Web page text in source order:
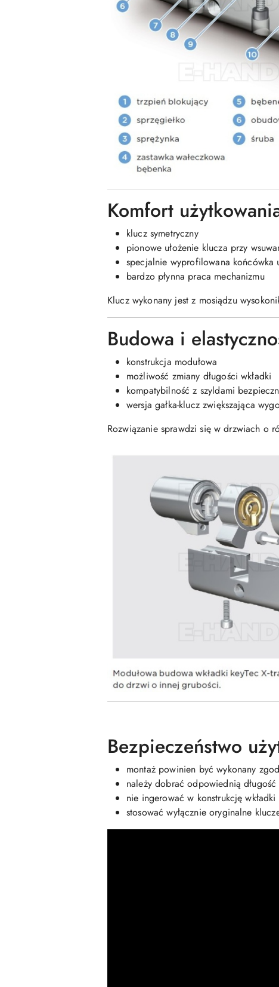
Komfort
klucz symetryczny
pionowe ułożenie klucza przy
specjalnie wyprofilowana końcówka
bardzo płynna praca mechanizmu
Klucz wykonany jest z mosiądzu
Budowa i
konstrukcja modułowa
możliwość zmiany długości wkładki
kompatybilność z szyldami
wersja gałka-klucz zwiększająca
Rozwiązanie sprawdzi się w drzwiach o
Bezpieczeństwo
montaż powinien być wykonany
należy dobrać odpowiednią
nie ingerować w konstrukcję wkładki
stosować wyłącznie oryginalne